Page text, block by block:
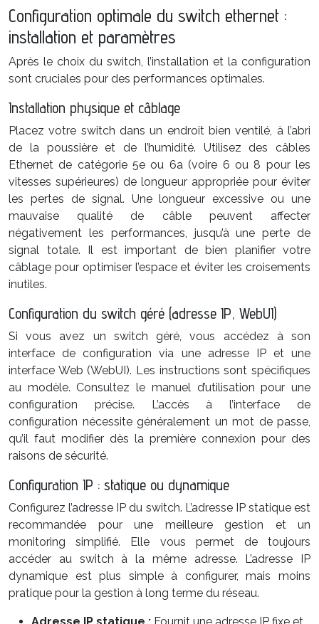
Configuration optimale du switch ethernet :
installation et paramètres
Après le choix du switch, l’installation et la configuration
sont cruciales pour des performances optimales.
Installation physique et câblage
Placez votre switch dans un endroit bien ventilé, à l’abri
de la poussière et de l’humidité. Utilisez des câbles
Ethernet de catégorie 5e ou 6a (voire 6 ou 8 pour les
vitesses supérieures) de longueur appropriée pour éviter
les pertes de signal. Une longueur excessive ou une
mauvaise qualité de câble peuvent affecter
négativement les performances, jusqu’à une perte de
signal totale. Il est important de bien planifier votre
câblage pour optimiser l’espace et éviter les croisements
inutiles.
Configuration du switch géré (adresse IP, WebUI)
Si vous avez un switch géré, vous accédez à son
interface de configuration via une adresse IP et une
interface Web (WebUI). Les instructions sont spécifiques
au modèle. Consultez le manuel d’utilisation pour une
configuration précise. L’accès à l’interface de
configuration nécessite généralement un mot de passe,
qu’il faut modifier dès la première connexion pour des
raisons de sécurité.
Configuration IP : statique ou dynamique
Configurez l’adresse IP du switch. L’adresse IP statique est
recommandée pour une meilleure gestion et un
monitoring simplifié. Elle vous permet de toujours
accéder au switch à la même adresse. L’adresse IP
dynamique est plus simple à configurer, mais moins
pratique pour la gestion à long terme du réseau.